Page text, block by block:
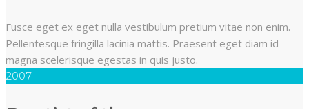
Fusce eget ex eget nulla vestibulum pretium vitae non enim.
Pellentesque fringilla lacinia mattis. Praesent eget diam id
magna scelerisque egestas in quis justo.
2007